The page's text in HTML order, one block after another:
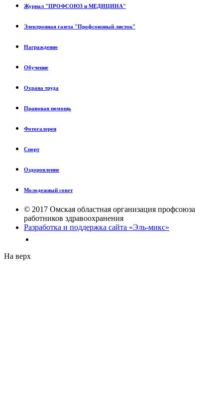
Журнал "ПРОФСОЮЗ и МЕДИЦИНА"
Электронная газета "Профсоюзный листок"
Награждение
Обучение
Охрана труда
Правовая помощь
Фотогалереи
Спорт
Оздоровление
Молодежный совет
© 2017 Омская областная организация профсоюза
работников здравоохранения
Разработка и поддержка сайта «Эль-микс»
На верх